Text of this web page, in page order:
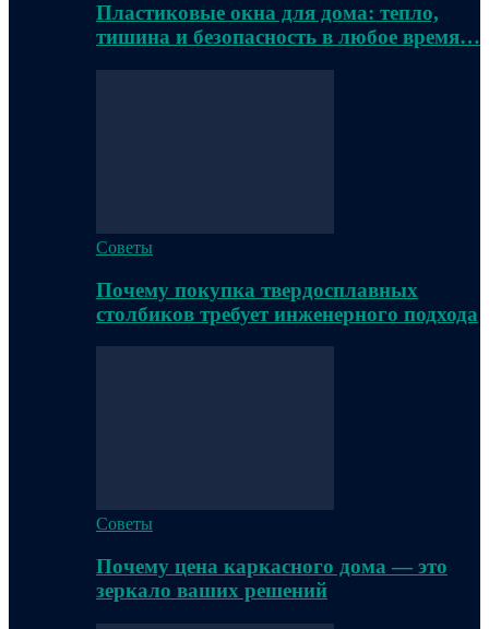
Пластиковые окна для дома: тепло,
тишина и безопасность в любое время…
Советы
Почему покупка твердосплавных
столбиков требует инженерного подхода
Советы
Почему цена каркасного дома — это
зеркало ваших решений